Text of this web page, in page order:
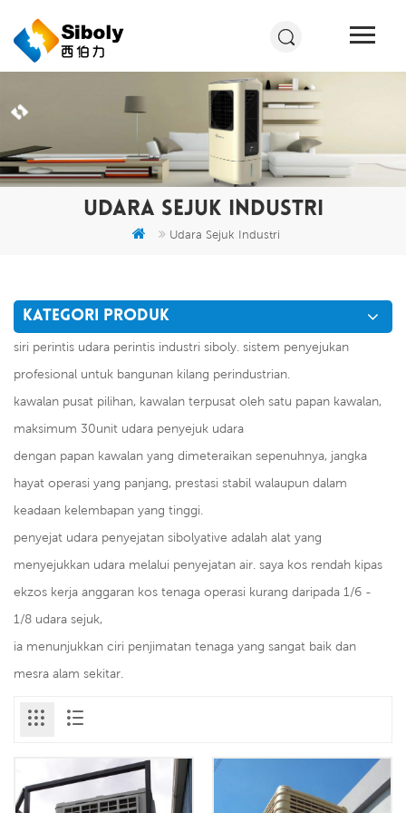
UDARA SEJUK INDUSTRI
Udara Sejuk Industri
KATEGORI PRODUK
siri perintis udara perintis industri siboly. sistem penyejukan
profesional untuk bangunan kilang perindustrian.
kawalan pusat pilihan, kawalan terpusat oleh satu papan kawalan,
maksimum 30unit udara penyejuk udara
dengan papan kawalan yang dimeteraikan sepenuhnya, jangka
hayat operasi yang panjang, prestasi stabil walaupun dalam
keadaan kelembapan yang tinggi.
penyejat udara penyejatan sibolyative adalah alat yang
menyejukkan udara melalui penyejatan air. saya kos rendah kipas
ekzos kerja anggaran kos tenaga operasi kurang daripada 1/6 -
1/8 udara sejuk,
ia menunjukkan ciri penjimatan tenaga yang sangat baik dan
mesra alam sekitar.